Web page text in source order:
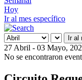
Hoy
Ir al mes específico
Ir
27 Abril - 03 Mayo,
No se encontraron